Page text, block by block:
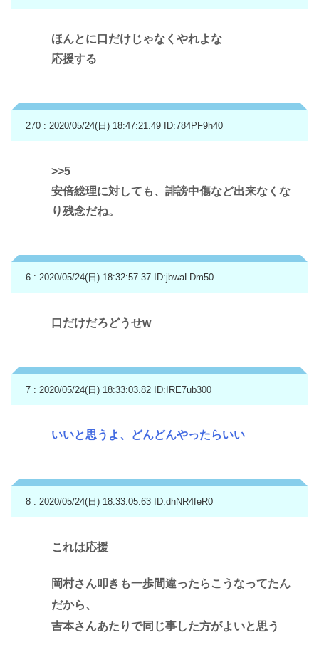
ほんとに口だけじゃなくやれよな
応援する
270 : 2020/05/24(日) 18:47:21.49 ID:784PF9h40
>>5
安倍総理に対しても、誹謗中傷など出来なくな
り残念だね。
6 : 2020/05/24(日) 18:32:57.37 ID:jbwaLDm50
口だけだろどうせw
7 : 2020/05/24(日) 18:33:03.82 ID:IRE7ub300
いいと思うよ、どんどんやったらいい
8 : 2020/05/24(日) 18:33:05.63 ID:dhNR4feR0
これは応援
岡村さん叩きも一歩間違ったらこうなってたん
だから、
吉本さんあたりで同じ事した方がよいと思う